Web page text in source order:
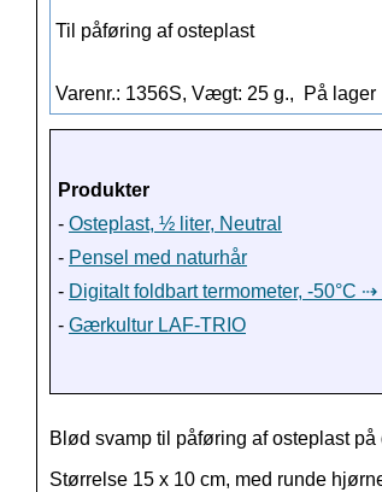
Til påføring af osteplast
Varenr.: 1356S, Vægt: 25 g., På lager
Produkter
- Osteplast, ½ liter, Neutral
- Pensel med naturhår
- Digitalt foldbart termometer, -50°C ⇢
- Gærkultur LAF-TRIO
Blød svamp til påføring af osteplast på
Størrelse 15 x 10 cm, med runde